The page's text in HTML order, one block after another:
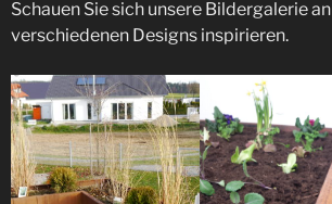
Schauen Sie sich unsere Bildergalerie
verschiedenen Designs inspirieren.